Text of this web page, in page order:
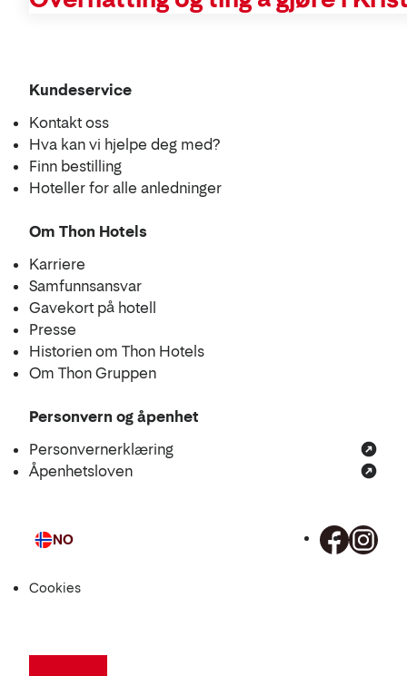
Se
kart
Kundeservice
Kontakt oss
Hva kan vi hjelpe deg med?
Finn bestilling
Hoteller for alle anledninger
Om Thon Hotels
Karriere
Samfunnsansvar
Gavekort på hotell
Presse
Historien om Thon Hotels
Om Thon Gruppen
Personvern og åpenhet
Personvernerklæring
Åpenhetsloven
Språk
NO
Cookies